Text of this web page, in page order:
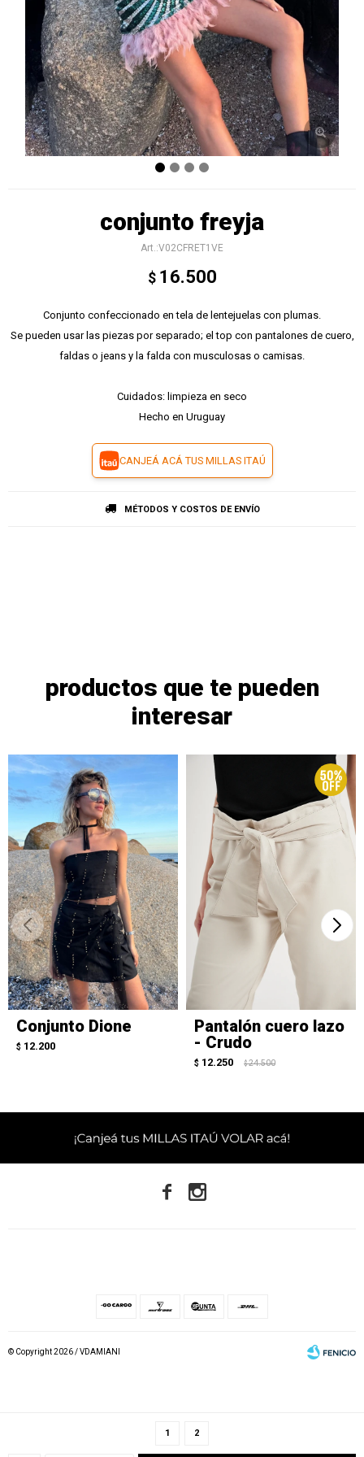
conjunto freyja
V02CFRET1VE
$ 16.500
Conjunto confeccionado en tela de lentejuelas con plumas.
Se pueden usar las piezas por separado; el top con pantalones de cuero,
faldas o jeans y la falda con musculosas o camisas.
Cuidados: limpieza en seco
Hecho en Uruguay
1 2
CANJEÁ ACÁ TUS MILLAS ITAÚ
MÉTODOS Y COSTOS DE ENVÍO
productos que te pueden
interesar
Conjunto Dione
$ 12.200
Pantalón cuero lazo
- Crudo
$ 12.250 $ 24.500
 
© Copyright 2026 / VDAMIANI